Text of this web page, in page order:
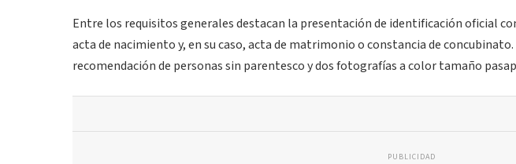
Entre los requisitos generales destacan la presentación de identificación oficial
acta de nacimiento y, en su caso, acta de matrimonio o constancia de
recomendación de personas sin parentesco y dos fotografías a color tamaño
PUBLICIDAD